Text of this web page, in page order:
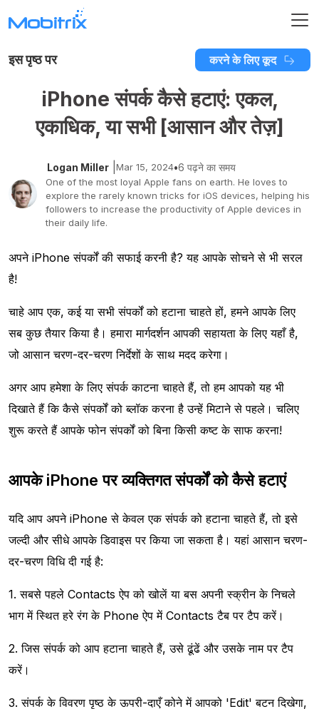
इस पृष्ठ पर करने के लिए कूद
iPhone संपर्क कैसे हटाएं: एकल,
एकाधिक, या सभी [आसान और तेज़]
Logan Miller Mar 15, 2024•6 पढ़ने का समय
One of the most loyal Apple fans on earth. He loves to
explore the rarely known tricks for iOS devices, helping his
followers to increase the productivity of Apple devices in
their daily life.
अपने iPhone संपर्कों की सफाई करनी है? यह आपके सोचने से भी सरल
है!
चाहे आप एक, कई या सभी संपर्कों को हटाना चाहते हों, हमने आपके लिए
सब कुछ तैयार किया है। हमारा मार्गदर्शन आपकी सहायता के लिए यहाँ है,
जो आसान चरण-दर-चरण निर्देशों के साथ मदद करेगा।
अगर आप हमेशा के लिए संपर्क काटना चाहते हैं, तो हम आपको यह भी
दिखाते हैं कि कैसे संपर्कों को ब्लॉक करना है उन्हें मिटाने से पहले। चलिए
शुरू करते हैं आपके फोन संपर्कों को बिना किसी कष्ट के साफ करना!
आपके iPhone पर व्यक्तिगत संपर्कों को कैसे हटाएं
यदि आप अपने iPhone से केवल एक संपर्क को हटाना चाहते हैं, तो इसे
जल्दी और सीधे आपके डिवाइस पर किया जा सकता है। यहां आसान चरण-
दर-चरण विधि दी गई है:
1. सबसे पहले Contacts ऐप को खोलें या बस अपनी स्क्रीन के निचले
भाग में स्थित हरे रंग के Phone ऐप में Contacts टैब पर टैप करें।
2. जिस संपर्क को आप हटाना चाहते हैं, उसे ढूंढें और उसके नाम पर टैप
करें।
3. संपर्क के विवरण पृष्ठ के ऊपरी-दाएँ कोने में आपको 'Edit' बटन दिखेगा,